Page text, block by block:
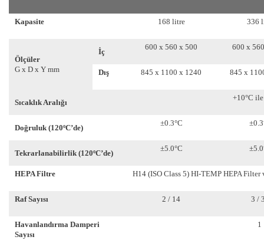
Kapasite 168 litre 336
Ölçüler
G x D x Y mm
İç
600 x 560 x 500 600 x
Dış 845 x 1100 x 1240 845 x
Sıcaklık Aralığı
+10°C
Doğruluk (120ºC’de)
±0.3°C
Tekrarlanabilirlik (120ºC’de)
±5.0°C
HEPA Filtre H14 (ISO Class 5) HI-TEMP HEPA
Raf Sayısı 2 / 14 3 /
Havanlandırma Damperi
Sayısı
1